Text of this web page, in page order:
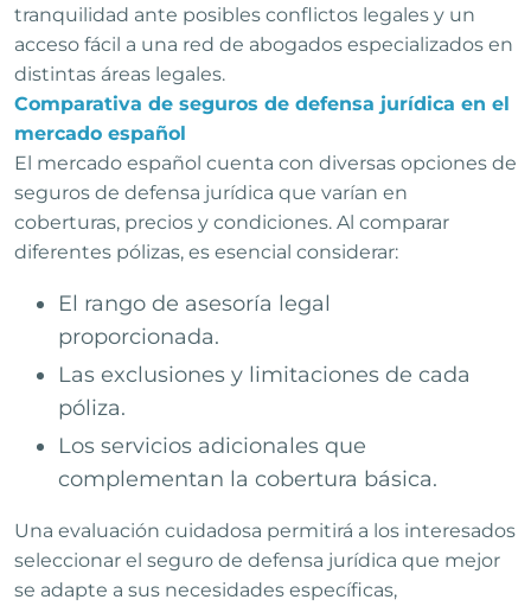
tranquilidad ante posibles conflictos legales y un
acceso fácil a una red de abogados especializados en
distintas áreas legales.
Comparativa de seguros de defensa jurídica en el
mercado español
El mercado español cuenta con diversas opciones de
seguros de defensa jurídica que varían en
coberturas, precios y condiciones. Al comparar
diferentes pólizas, es esencial considerar:
El rango de asesoría legal
proporcionada.
Las exclusiones y limitaciones de cada
póliza.
Los servicios adicionales que
complementan la cobertura básica.
Una evaluación cuidadosa permitirá a los interesados
seleccionar el seguro de defensa jurídica que mejor
se adapte a sus necesidades específicas,